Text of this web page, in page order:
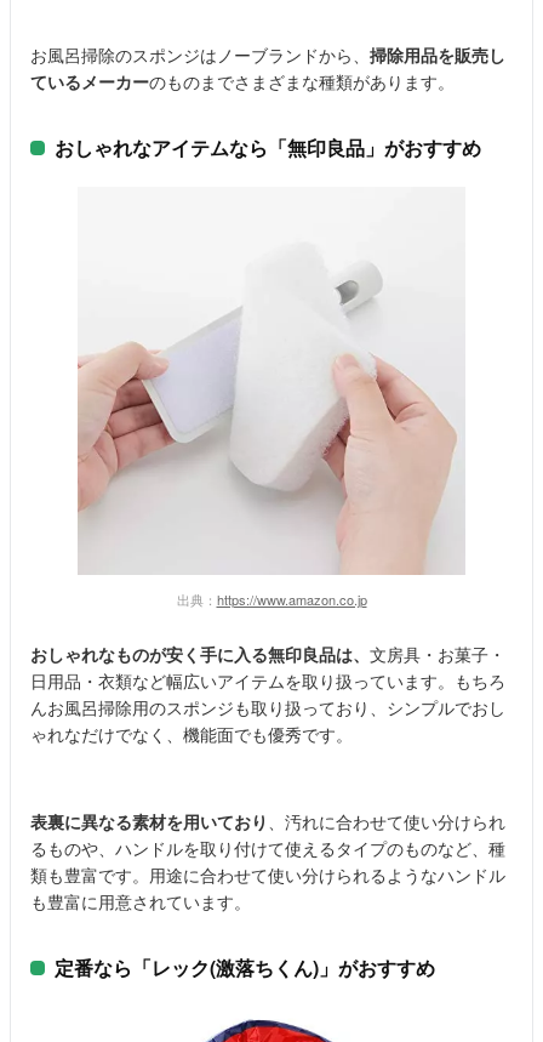
お風呂掃除のスポンジはノーブランドから、 掃除用品を販売し
ているメーカーのものまでさまざまな種類があります。
おしゃれなアイテムなら「無印良品」がおすすめ
出典： https://www.amazon.co.jp
おしゃれなものが安く手に入る無印良品は、 文房具・お菓子・
日用品・衣類など幅広いアイテムを取り扱っています。もちろ
んお風呂掃除用のスポンジも取り扱っており、シンプルでおし
ゃれなだけでなく、機能面でも優秀です。
表裏に異なる素材を用いており
、汚れに合わせて使い分けられ
るものや、ハンドルを取り付けて使えるタイプのものなど、種
類も豊富です。用途に合わせて使い分けられるようなハンドル
も豊富に用意されています。
定番なら「レック(激落ちくん)」がおすすめ